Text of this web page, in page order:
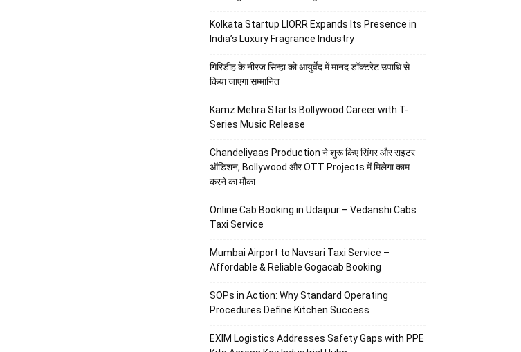
Kolkata Startup LIORR Expands Its Presence in
India’s Luxury Fragrance Industry
गिरिडीह के नीरज सिन्हा को आयुर्वेद में मानद डॉक्टरेट उपाधि से
किया जाएगा सम्मानित
Kamz Mehra Starts Bollywood Career with T-
Series Music Release
Chandeliyaas Production ने शुरू किए सिंगर और राइटर
ऑडिशन, Bollywood और OTT Projects में मिलेगा काम
करने का मौका
Online Cab Booking in Udaipur – Vedanshi Cabs
Taxi Service
Mumbai Airport to Navsari Taxi Service –
Affordable & Reliable Gogacab Booking
SOPs in Action: Why Standard Operating
Procedures Define Kitchen Success
EXIM Logistics Addresses Safety Gaps with PPE